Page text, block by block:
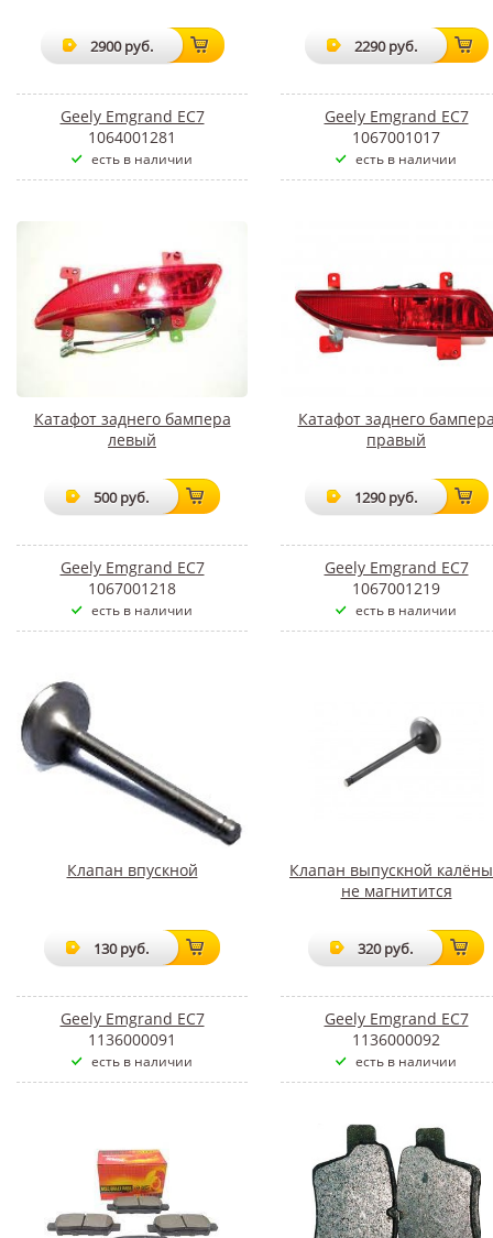
2900 руб.
Geely Emgrand EC7
1064001281
есть в наличии
2290 руб.
Geely Emgrand EC7
1067001017
есть в наличии
Катафот заднего бампера
левый
500 руб.
Geely Emgrand EC7
1067001218
есть в наличии
Катафот заднего
правый
1290 руб.
Geely Emgrand EC7
1067001219
есть в наличии
Клапан впускной
130 руб.
Geely Emgrand EC7
1136000091
есть в наличии
Клапан выпускной
не магнитится
320 руб.
Geely Emgrand EC7
1136000092
есть в наличии